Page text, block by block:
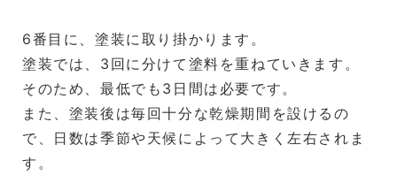
6番目に、塗装に取り掛かります。
塗装では、3回に分けて塗料を重ねていきます。
そのため、最低でも3日間は必要です。
また、塗装後は毎回十分な乾燥期間を設けるの
で、日数は季節や天候によって大きく左右されま
す。